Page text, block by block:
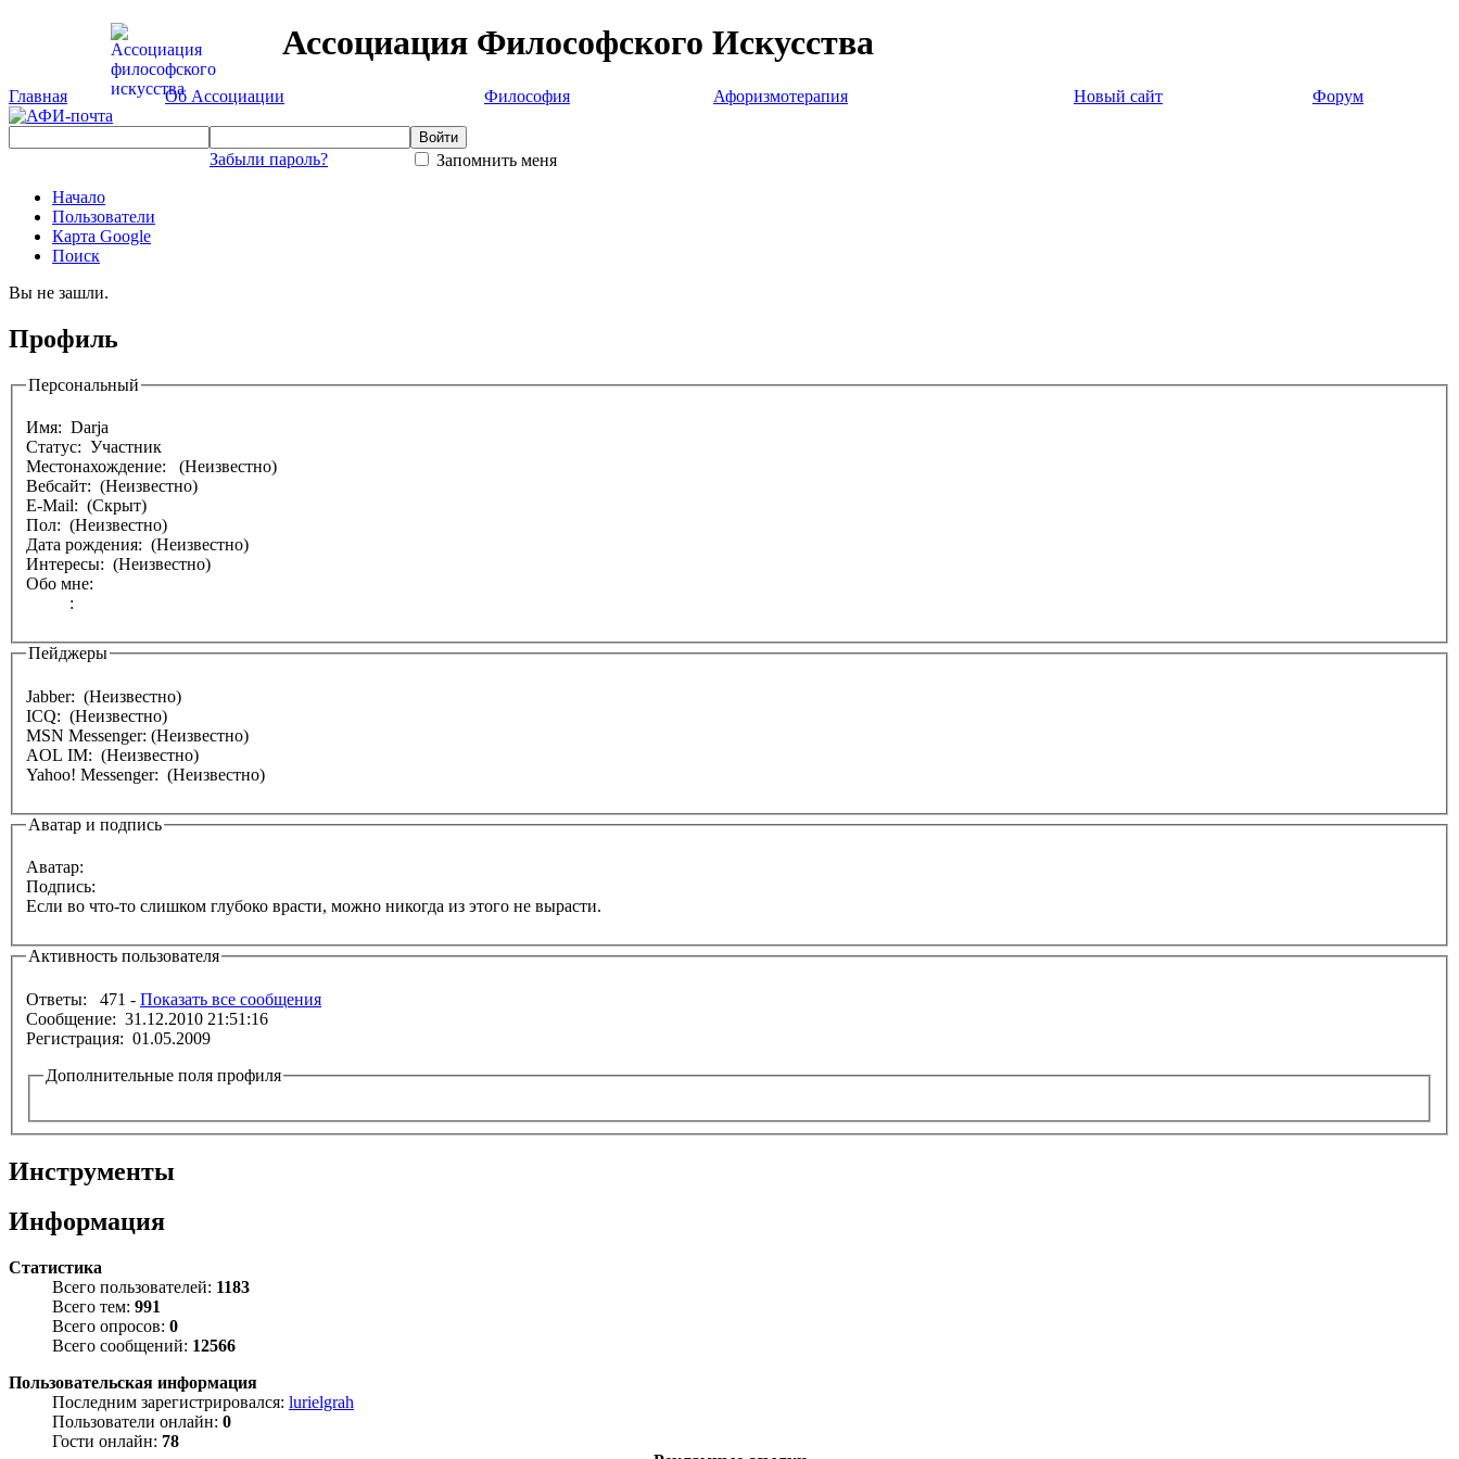
Ассоциация Философского Искусства
Главная Об Ассоциации Философия Афоризмотерапия Новый сайт Форум
Забыли пароль?
Запомнить меня
Начало
Пользователи
Карта Google
Поиск
Вы не зашли.
Профиль
Персональный
Имя: Darja
Статус: Участник
Местонахождение: (Неизвестно)
Вебсайт: (Неизвестно)
E-Mail: (Скрыт)
Пол: (Неизвестно)
Дата рождения: (Неизвестно)
Интересы: (Неизвестно)
Обо мне:
:
Пейджеры
Jabber: (Неизвестно)
ICQ: (Неизвестно)
MSN Messenger: (Неизвестно)
AOL IM: (Неизвестно)
Yahoo! Messenger: (Неизвестно)
Аватар и подпись
Аватар:
Подпись:
Если во что-то слишком глубоко врасти, можно никогда из этого не вырасти.
Активность пользователя
Ответы: 471 - Показать все сообщения
Сообщение: 31.12.2010 21:51:16
Регистрация: 01.05.2009
Дополнительные поля профиля
Инструменты
Информация
Статистика
Всего пользователей: 1183
Всего тем: 991
Всего опросов: 0
Всего сообщений: 12566
Пользовательская информация
Последним зарегистрировался: lurielgrah
Пользователи онлайн: 0
Гости онлайн: 78